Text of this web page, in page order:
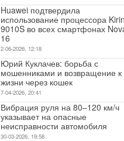
Huawei подтвердила
использование процессора Kirin
9010S во всех смартфонах
16
2-06-2026, 12:18
Юрий Куклачев: борьба с
мошенниками и возвращение к
жизни через кошек
7-04-2026, 20:41
Вибрация руля на 80–120 км/ч
указывает на опасные
неисправности автомобиля
30-03-2026, 19:58